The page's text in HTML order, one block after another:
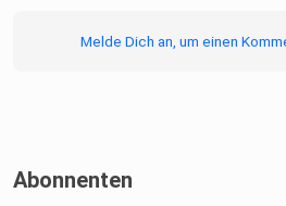
Melde Dich an, um einen
Abonnenten